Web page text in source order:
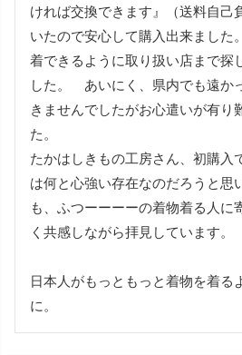
ければ交換できます』（送料自己
いたので安心して購入出来ました
着できるように取り扱い店まで探
した。　あいにく、県内でも遠か
きませんでしたがお心遣いが有り
た。
たかはしきもの工房さん、初購入
は何と心強い存在なのだろうと思
も、ふつーーーーの着物着る人に
く共感しながら拝見しています。
日本人がもっともっと着物を着る
に。